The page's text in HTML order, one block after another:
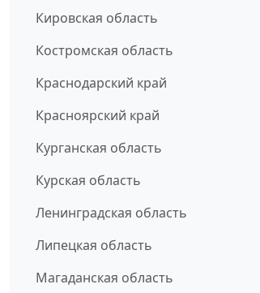
Кировская область
Костромская область
Краснодарский край
Красноярский край
Курганская область
Курская область
Ленинградская область
Липецкая область
Магаданская область